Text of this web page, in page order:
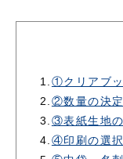
1.①クリアブ
2.②数量の決定
3.③表紙生地
4.④印刷の選択